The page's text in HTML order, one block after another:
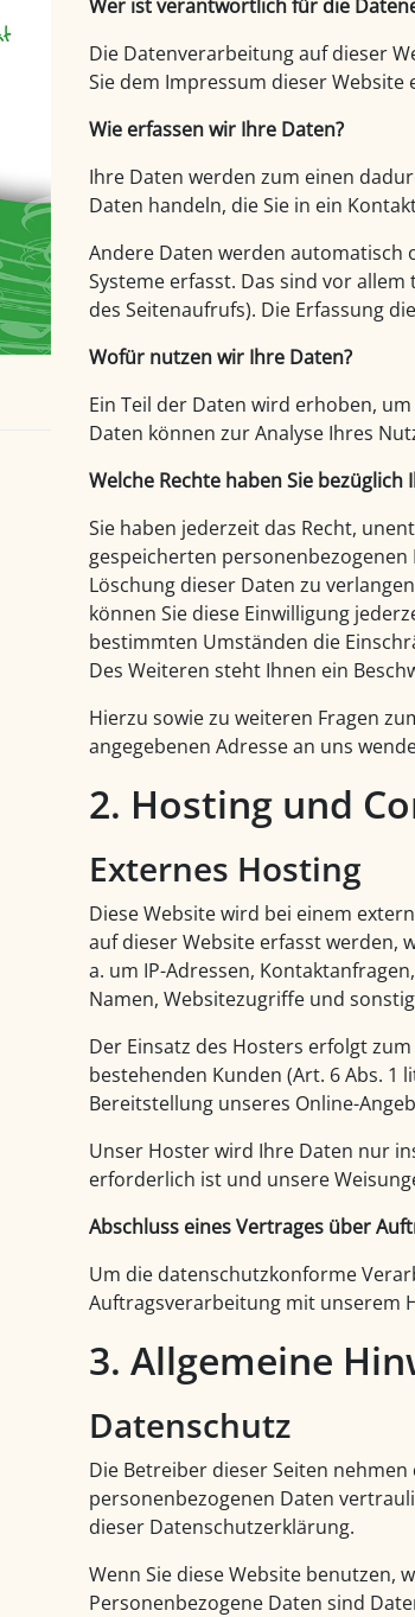
Wer ist verantwortlich für die
Die Datenverarbeitung auf dieser
Sie dem Impressum dieser Website
Wie erfassen wir Ihre Daten?
Ihre Daten werden zum einen
Daten handeln, die Sie in ein
Andere Daten werden automatisch
Systeme erfasst. Das sind vor
des Seitenaufrufs). Die Erfassung
Wofür nutzen wir Ihre Daten?
Ein Teil der Daten wird erhoben,
Daten können zur Analyse Ihres
Welche Rechte haben Sie bezüglich
Sie haben jederzeit das Recht,
gespeicherten
Löschung dieser Daten zu
können Sie diese Einwilligung
bestimmten Umständen die
Des Weiteren steht Ihnen ein
Hierzu sowie zu weiteren Fragen
angegebenen Adresse an uns
2. Hosting und
Externes Hosting
Diese Website wird bei einem
auf dieser Website erfasst werden,
a. um IP-Adressen,
Namen, Websitezugriffe und
Der Einsatz des Hosters erfolgt
bestehenden Kunden (Art. 6 Abs. 1
Bereitstellung unseres Online-
Unser Hoster wird Ihre Daten nur
erforderlich ist und unsere
Abschluss eines Vertrages über
Um die datenschutzkonforme
Auftragsverarbeitung mit unserem
3. Allgemeine
Datenschutz
Die Betreiber dieser Seiten
personenbezogenen Daten
dieser Datenschutzerklärung.
Wenn Sie diese Website benutzen,
Personenbezogene Daten sind